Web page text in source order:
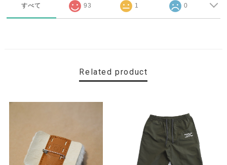
すべて 93 1 0
Related product